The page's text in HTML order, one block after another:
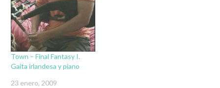
Town – Final Fantasy I.
Gaita irlandesa y piano
23 enero, 2009